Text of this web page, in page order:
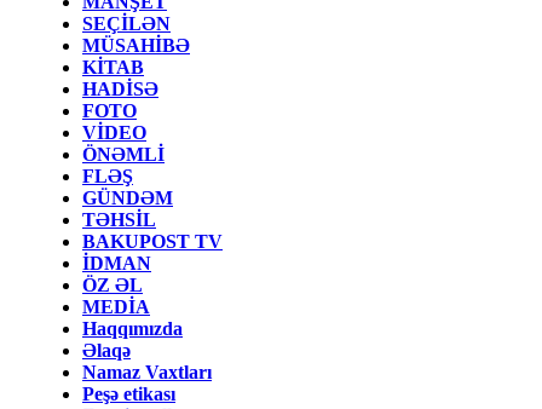
SEÇİLƏN
MÜSAHİBƏ
KİTAB
HADİSƏ
FOTO
VİDEO
ÖNƏMLİ
FLƏŞ
GÜNDƏM
TƏHSİL
BAKUPOST TV
İDMAN
ÖZ ƏL
MEDİA
Haqqımızda
Əlaqə
Namaz Vaxtları
Peşə etikası